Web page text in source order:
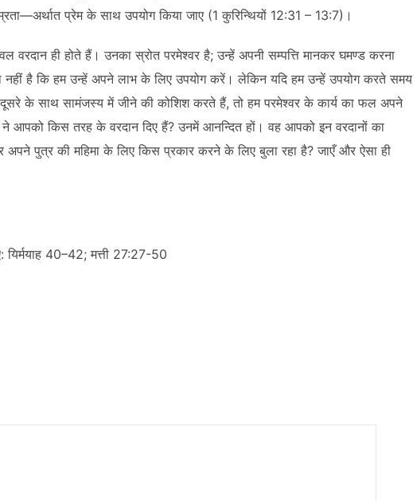
प्रेम के साथ उपयोग किया जाए (1 कुरिन्थियों 12:31 – 13:7)।
वरदान ही होते हैं। उनका स्रोत परमेश्वर है; उन्हें अपनी सम्पत्ति मानकर घमण्ड करना
नहीं है कि हम उन्हें अपने लाभ के लिए उपयोग करें। लेकिन यदि हम उन्हें उपयोग करते समय
के साथ सामंजस्य में जीने की कोशिश करते हैं, तो हम परमेश्वर के कार्य का फल अपने
आपको किस तरह के वरदान दिए हैं? उनमें आनन्दित हों। वह आपको इन वरदानों का
पुत्र की महिमा के लिए किस प्रकार करने के लिए बुला रहा है? जाएँ और ऐसा ही
यिर्मयाह 40–42; मत्ती 27:27-50